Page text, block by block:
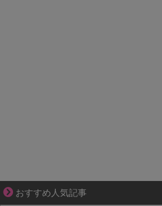
おすすめ人気記事
大変だけど幸せ。等身大の子育て物語。